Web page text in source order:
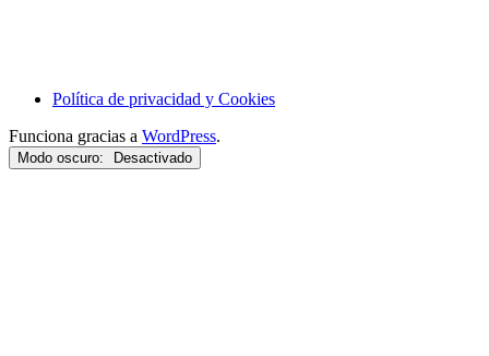
Política de privacidad y Cookies
Funciona gracias a WordPress.
Modo oscuro: